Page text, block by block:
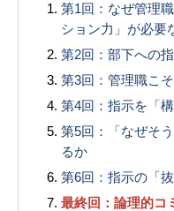
第1回：なぜ管理
ション力」が必要
第2回：部下への
第3回：管理職こ
第4回：指示を「
第5回：「なぜそ
るか
第6回：指示の「
最終回：論理的コ